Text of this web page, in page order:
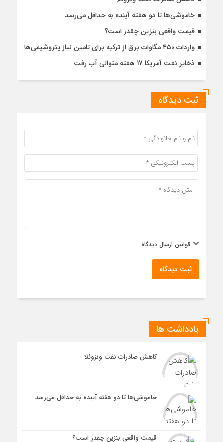
خاموشی‌ها تا دو هفته آینده به حداقل می‌رسد
قیمت واقعی بنزین چقدر است؟
واردات ۴۵۰ مگاوات برق از ترکیه برای تامین نیاز پتروشیمی‌ها
ذخایر نفت آمریکا 17 هفته متوالی آب رفت
ثبت دیدگاه
قوانین ارسال دیدگاه
ثبت دیدگاه
یادداشت ها
کاهش صادرات نفت ونزوئلا
خاموشی‌ها تا دو هفته آینده به حداقل می‌رسد
قیمت واقعی بنزین چقدر است؟